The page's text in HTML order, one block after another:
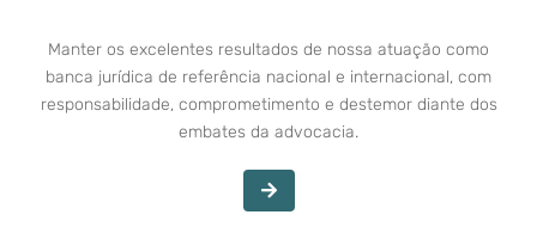
Manter os excelentes resultados de nossa atuação como
banca jurídica de referência nacional e internacional, com
responsabilidade, comprometimento e destemor diante dos
embates da advocacia.